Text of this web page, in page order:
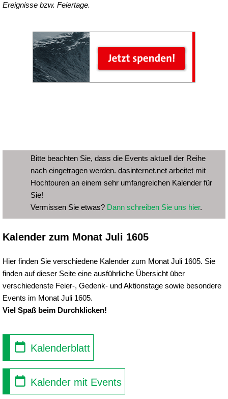
Ereignisse bzw. Feiertage.
Bitte beachten Sie, dass die Events aktuell der Reihe
nach eingetragen werden. dasinternet.net arbeitet mit
Hochtouren an einem sehr umfangreichen Kalender für
Sie!
Vermissen Sie etwas? Dann schreiben Sie uns hier.
Kalender zum Monat Juli 1605
Hier finden Sie verschiedene Kalender zum Monat Juli 1605. Sie
finden auf dieser Seite eine ausführliche Übersicht über
verschiedenste Feier-, Gedenk- und Aktionstage sowie besondere
Events im Monat Juli 1605.
Viel Spaß beim Durchklicken!
Kalenderblatt
Kalender mit Events